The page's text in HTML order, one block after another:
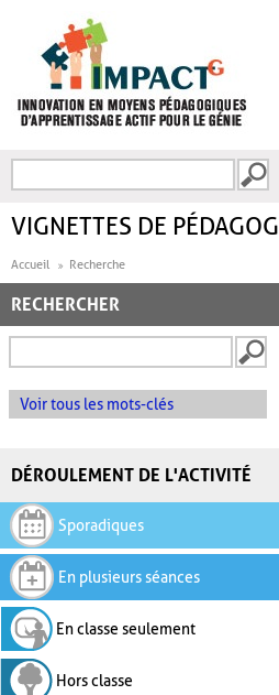
FORMULAIRE DE
VIGNETTES DE
Accueil Recherche
RECHERCHER
Voir tous les mots-clés
DÉROULEMENT DE L'ACTIVITÉ
Sporadiques
En plusieurs séances
En classe seulement
Hors classe